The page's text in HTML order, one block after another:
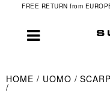
FREE RETURN from
HOME UOMO